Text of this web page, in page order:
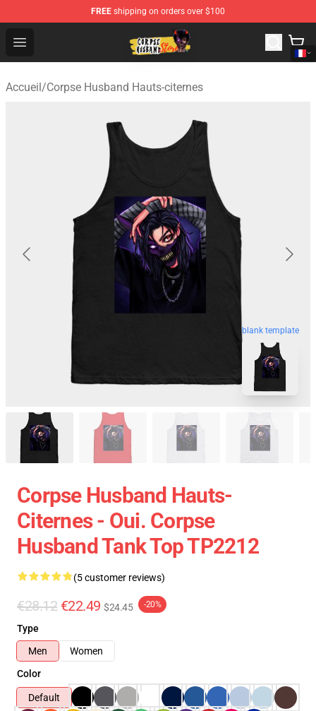
FREE shipping on orders over $100
Open menu
Corpse Husband Shop - Official Corpse Husband
Accueil/Corpse Husband Hauts-citernes
blank template
Corpse Husband Hauts-
Citernes - Oui. Corpse
Husband Tank Top TP2212
(5 customer reviews)
€28.12 €22.49 $24.45 -20%
Type
Men
Women
Color
Default